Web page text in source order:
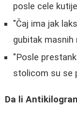
posle cele
"Čaj ima jak
gubitak masnih
"Posle
stolicom su se
Da li